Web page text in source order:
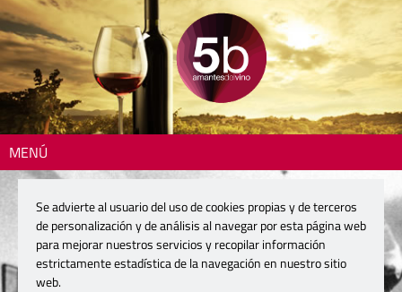
MENÚ
Se advierte al usuario del uso de cookies propias y de terceros
de personalización y de análisis al navegar por esta página web
para mejorar nuestros servicios y recopilar información
estrictamente estadística de la navegación en nuestro sitio
web.